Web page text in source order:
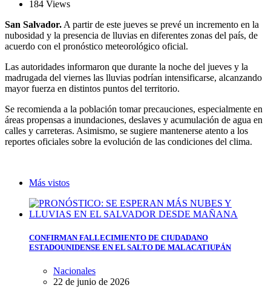
184 Views
San Salvador. A partir de este jueves se prevé un incremento en la
nubosidad y la presencia de lluvias en diferentes zonas del país, de
acuerdo con el pronóstico meteorológico oficial.
Las autoridades informaron que durante la noche del jueves y la
madrugada del viernes las lluvias podrían intensificarse, alcanzando
mayor fuerza en distintos puntos del territorio.
Se recomienda a la población tomar precauciones, especialmente en
áreas propensas a inundaciones, deslaves y acumulación de agua en
calles y carreteras. Asimismo, se sugiere mantenerse atento a los
reportes oficiales sobre la evolución de las condiciones del clima.
Más vistos
CONFIRMAN FALLECIMIENTO DE CIUDADANO
ESTADOUNIDENSE EN EL SALTO DE MALACATIUPÁN
Nacionales
22 de junio de 2026